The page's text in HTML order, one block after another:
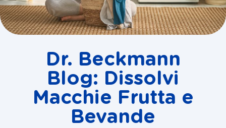
Dr. Beckmann
Blog: Dissolvi
Macchie Frutta e
Bevande